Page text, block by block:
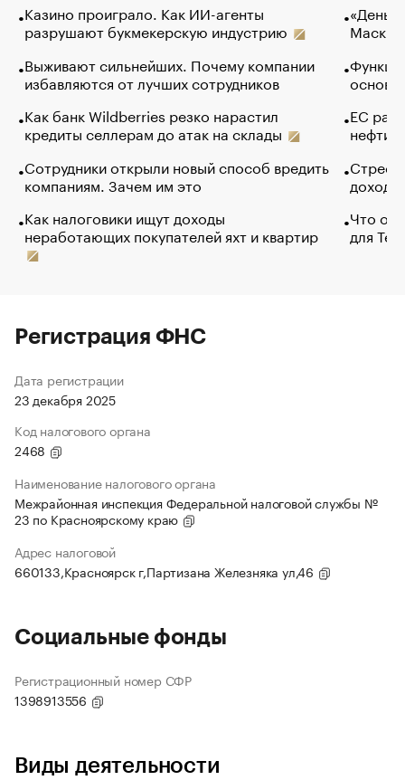
Казино проиграло. Как ИИ-агенты
разрушают букмекерскую индустрию
Выживают сильнейших. Почему компании
избавляются от лучших сотрудников
Как банк Wildberries резко нарастил
кредиты селлерам до атак на склады
Сотрудники открыли новый способ вредить
компаниям. Зачем им это
Как налоговики ищут доходы
неработающих покупателей яхт и квартир
Маск в
основ
ЕС
нефти
Что
для
Регистрация ФНС
Дата регистрации
23 декабря 2025
Код налогового органа
2468
Наименование налогового органа
Межрайонная инспекция Федеральной налоговой службы №
23 по Красноярскому краю
Адрес налоговой
660133,Красноярск г,Партизана Железняка ул,46
Социальные фонды
Регистрационный номер СФР
1398913556
Виды деятельности